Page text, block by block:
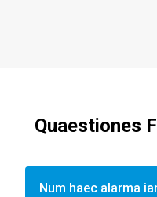
Quaestiones
Num haec alarma